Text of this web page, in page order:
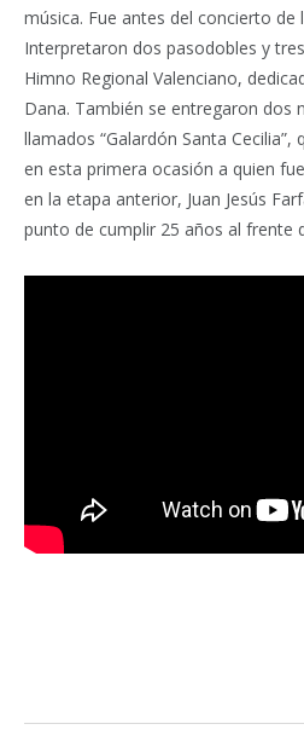
música. Fue antes del concierto de
Interpretaron dos pasodobles y
Himno Regional Valenciano,
Dana. También se entregaron dos
llamados “Galardón Santa
en esta primera ocasión a quien
en la etapa anterior, Juan Jesús
punto de cumplir 25 años al frente